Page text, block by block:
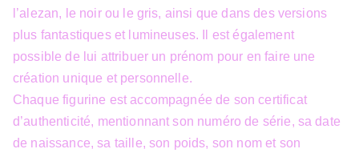
l’alezan, le noir ou le gris, ainsi que dans des versions
plus fantastiques et lumineuses. Il est également
possible de lui attribuer un prénom pour en faire une
création unique et personnelle.
Chaque figurine est accompagnée de son certificat
d’authenticité, mentionnant son numéro de série, sa date
de naissance, sa taille, son poids, son nom et son